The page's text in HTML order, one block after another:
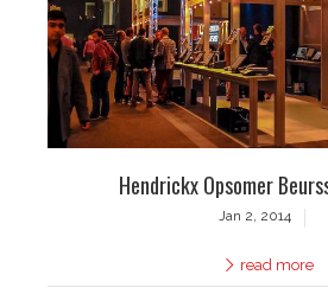
Hendrickx Opsomer
Jan 2, 2014
read more